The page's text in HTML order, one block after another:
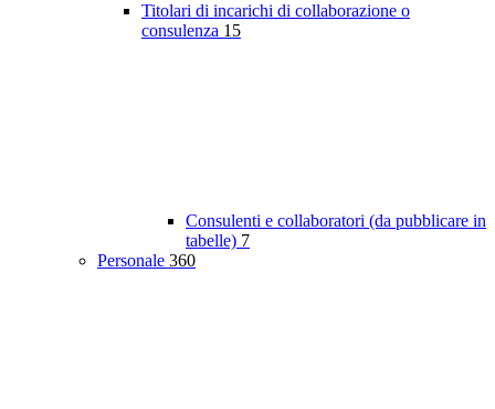
Titolari di incarichi di collaborazione o
consulenza 15
Consulenti e collaboratori (da pubblicare in
tabelle) 7
Personale 360